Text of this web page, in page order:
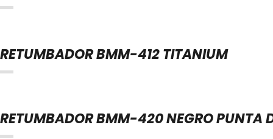
RETUMBADOR BMM-412 TITANIUM
RETUMBADOR BMM-420 NEGRO PUNTA